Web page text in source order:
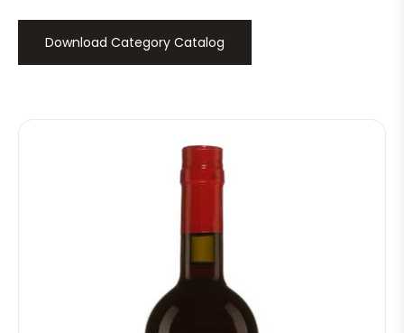
Download Category Catalog